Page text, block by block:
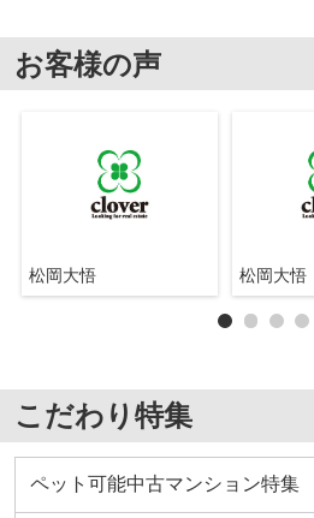
お客様の声
松岡大悟 松岡大悟
こだわり特集
ペット可能中古マンション特集